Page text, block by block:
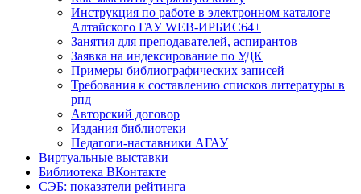
Инструкция по работе в электронном каталоге
Алтайского ГАУ WEB-ИРБИС64+
Занятия для преподавателей, аспирантов
Заявка на индексирование по УДК
Примеры библиографических записей
Требования к составлению списков литературы в
рпд
Авторский договор
Издания библиотеки
Педагоги-наставники АГАУ
Виртуальные выставки
Библиотека ВКонтакте
СЭБ: показатели рейтинга